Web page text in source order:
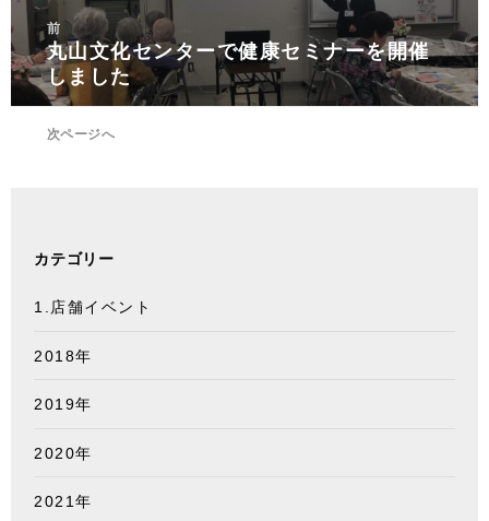
投
稿
ナ
ビ
前
前
の
投
稿:
丸山文化センターで健康セミナーを開催
しました
次ページへ
カテゴリー
1.店舗イベント
2018年
2019年
2020年
2021年